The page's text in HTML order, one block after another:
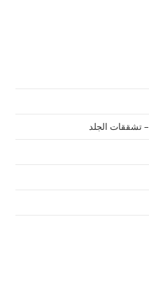
تشققات الجلد